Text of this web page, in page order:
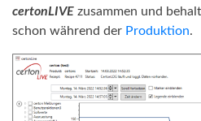
certonLIVE zusammen und
schon während der Produktion.